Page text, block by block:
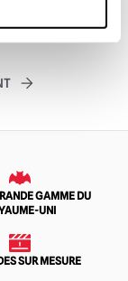
GAMME DU
UNI
SUR MESURE